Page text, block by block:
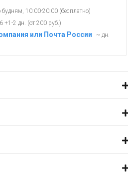
будням, 10:00-20:00 (бесплатно)
+1-2 дн. (от 200 руб.)
или Почта России
~ дн.